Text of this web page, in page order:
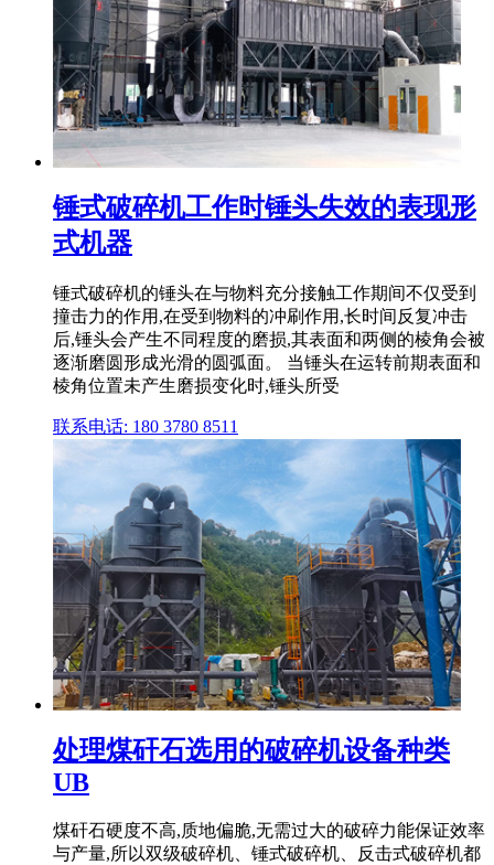
锤式破碎机工作时锤头失效的表现形
式机器
锤式破碎机的锤头在与物料充分接触工作期间不仅受到
撞击力的作用,在受到物料的冲刷作用,长时间反复冲击
后,锤头会产生不同程度的磨损,其表面和两侧的棱角会被
逐渐磨圆形成光滑的圆弧面。 当锤头在运转前期表面和
棱角位置未产生磨损变化时,锤头所受
联系电话: 180 3780 8511
处理煤矸石选用的破碎机设备种类
UB
煤矸石硬度不高,质地偏脆,无需过大的破碎力能保证效率
与产量,所以双级破碎机、锤式破碎机、反击式破碎机都